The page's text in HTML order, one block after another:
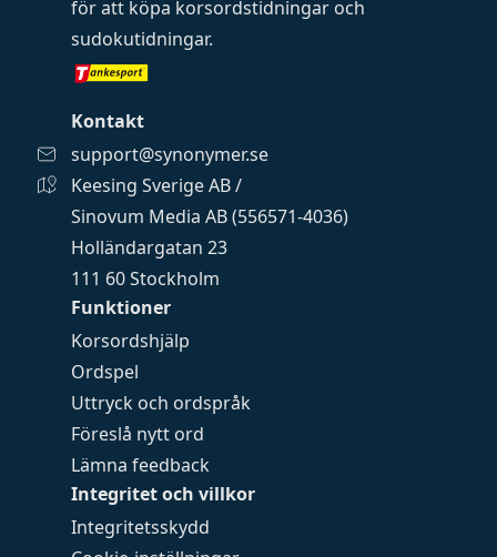
Funktioner
Korsordshjälp
Ordspel
Uttryck och ordspråk
Föreslå nytt ord
Lämna feedback
Integritet och villkor
Integritetsskydd
för att köpa korsordstidningar och
sudokutidningar.
Kontakt
support@synonymer.se
Keesing Sverige AB /
Sinovum Media AB (556571-4036)
Holländargatan 23
111 60 Stockholm